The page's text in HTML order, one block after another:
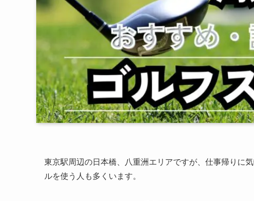
東京駅周辺の日本橋、八重洲エリアですが、仕事帰りに
ルを使う人も多くいます。